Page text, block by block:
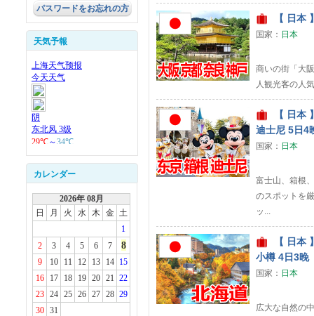
パスワードをお忘れの方
天気予報
カレンダー
2026年 08月
日
月 火 水 木 金 土
1
2
3 4 5 6 7 8
9 10 11 12 13 14
15
16
17 18 19 20 21 22
23
24 25 26 27 28 29
30
31
【 日本
国家： 日本
商いの街「大
人観光客の人
【 日本
迪士尼 5日4
国家： 日本
富士山、箱根
のスポットを
ッ...
【 日本
小樽 4日3晚
国家： 日本
広大な自然の